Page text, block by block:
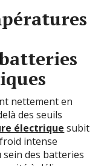
nettement en
des seuils
électrique subit
intense
des batteries